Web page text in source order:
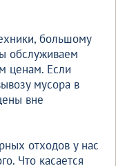
большому
обслуживаем
ценам. Если
мусора в
вне
отходов у нас
Что касается